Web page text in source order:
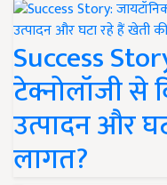
Success
टेक्नोलॉजी से
उत्पादन और
लागत?